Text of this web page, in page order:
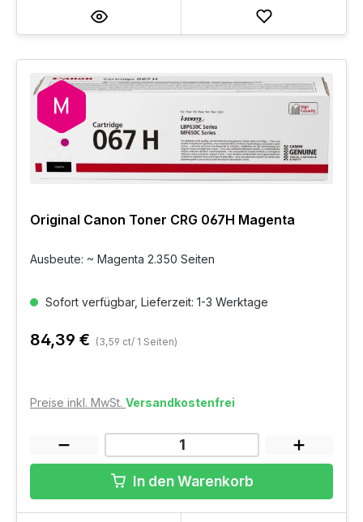
Original Canon Toner CRG 067H Magenta
Ausbeute: ~ Magenta 2.350 Seiten
Sofort verfügbar, Lieferzeit: 1-3 Werktage
84,39 € (3,59 ct/ 1 Seiten)
Preise inkl. MwSt. Versandkostenfrei
In den Warenkorb